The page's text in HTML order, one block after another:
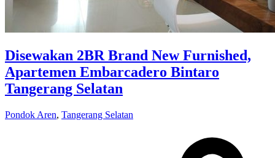
Disewakan 2BR Brand New Furnished,
Apartemen Embarcadero Bintaro
Tangerang Selatan
Pondok Aren, Tangerang Selatan